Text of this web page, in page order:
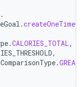
.
.CALORIES_TOTAL,
,
ComparisonType.